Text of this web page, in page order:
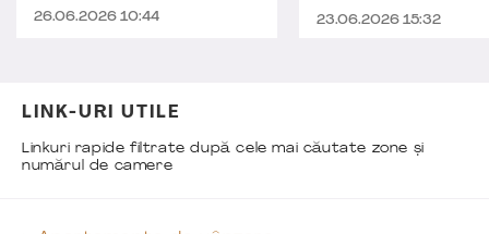
26.06.2026 10:44 23.06.2026 15:32
LINK-URI UTILE
Linkuri rapide filtrate după cele mai căutate zone și
numărul de camere